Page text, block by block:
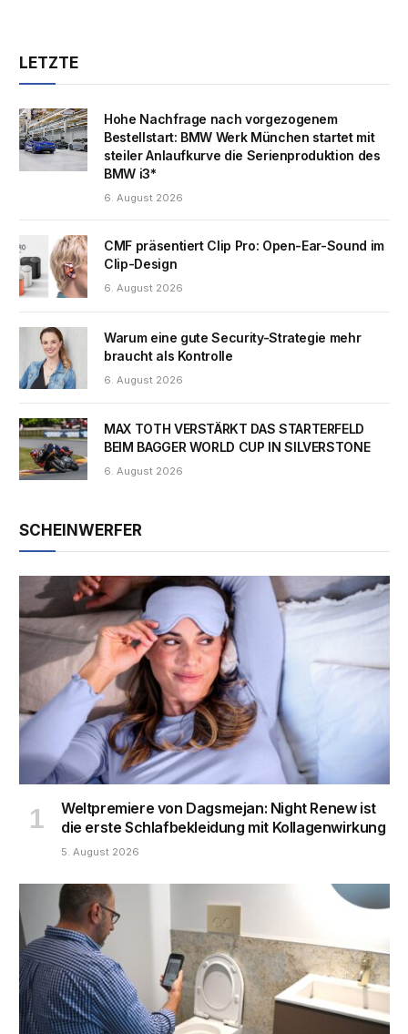
LETZTE
Hohe Nachfrage nach vorgezogenem
Bestellstart: BMW Werk München startet mit
steiler Anlaufkurve die Serienproduktion des
BMW i3*
6. August 2026
CMF präsentiert Clip Pro: Open-Ear-Sound im
Clip-Design
6. August 2026
Warum eine gute Security-Strategie mehr
braucht als Kontrolle
6. August 2026
MAX TOTH VERSTÄRKT DAS STARTERFELD
BEIM BAGGER WORLD CUP IN SILVERSTONE
6. August 2026
SCHEINWERFER
Weltpremiere von Dagsmejan: Night Renew ist
die erste Schlafbekleidung mit Kollagenwirkung
5. August 2026